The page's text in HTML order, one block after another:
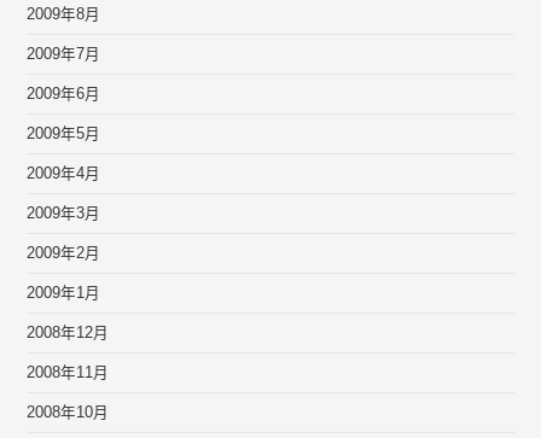
2009年8月
2009年7月
2009年6月
2009年5月
2009年4月
2009年3月
2009年2月
2009年1月
2008年12月
2008年11月
2008年10月